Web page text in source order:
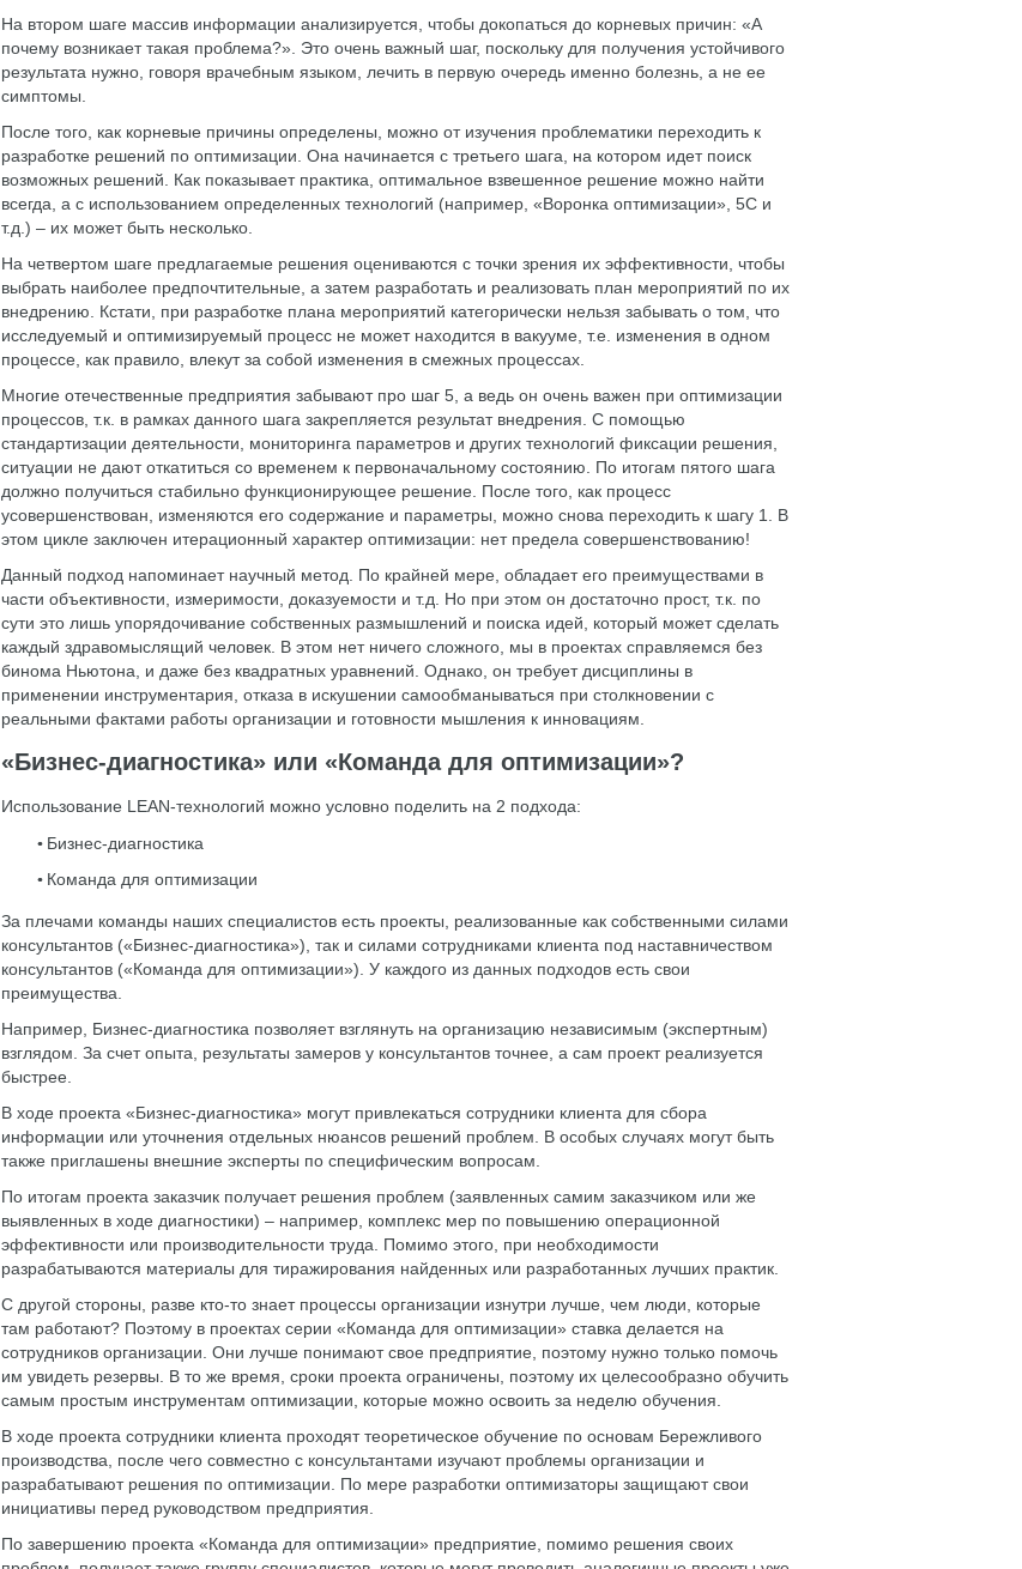
На втором шаге массив информации анализируется, чтобы докопаться до корневых причин: «А
почему возникает такая проблема?». Это очень важный шаг, поскольку для получения устойчивого
результата нужно, говоря врачебным языком, лечить в первую очередь именно болезнь, а не ее
симптомы.
После того, как корневые причины определены, можно от изучения проблематики переходить к
разработке решений по оптимизации. Она начинается с третьего шага, на котором идет поиск
возможных решений. Как показывает практика, оптимальное взвешенное решение можно найти
всегда, а с использованием определенных технологий (например, «Воронка оптимизации», 5С и
т.д.) – их может быть несколько.
На четвертом шаге предлагаемые решения оцениваются с точки зрения их эффективности, чтобы
выбрать наиболее предпочтительные, а затем разработать и реализовать план мероприятий по их
внедрению. Кстати, при разработке плана мероприятий категорически нельзя забывать о том, что
исследуемый и оптимизируемый процесс не может находится в вакууме, т.е. изменения в одном
процессе, как правило, влекут за собой изменения в смежных процессах.
Многие отечественные предприятия забывают про шаг 5, а ведь он очень важен при оптимизации
процессов, т.к. в рамках данного шага закрепляется результат внедрения. С помощью
стандартизации деятельности, мониторинга параметров и других технологий фиксации решения,
ситуации не дают откатиться со временем к первоначальному состоянию. По итогам пятого шага
должно получиться стабильно функционирующее решение. После того, как процесс
усовершенствован, изменяются его содержание и параметры, можно снова переходить к шагу 1. В
этом цикле заключен итерационный характер оптимизации: нет предела совершенствованию!
Данный подход напоминает научный метод. По крайней мере, обладает его преимуществами в
части объективности, измеримости, доказуемости и т.д. Но при этом он достаточно прост, т.к. по
сути это лишь упорядочивание собственных размышлений и поиска идей, который может сделать
каждый здравомыслящий человек. В этом нет ничего сложного, мы в проектах справляемся без
бинома Ньютона, и даже без квадратных уравнений. Однако, он требует дисциплины в
применении инструментария, отказа в искушении самообманываться при столкновении с
реальными фактами работы организации и готовности мышления к инновациям.
«Бизнес-диагностика» или «Команда для оптимизации»?
Использование LEAN-технологий можно условно поделить на 2 подхода:
Бизнес-диагностика
Команда для оптимизации
За плечами команды наших специалистов есть проекты, реализованные как собственными силами
консультантов («Бизнес-диагностика»), так и силами сотрудниками клиента под наставничеством
консультантов («Команда для оптимизации»). У каждого из данных подходов есть свои
преимущества.
Например, Бизнес-диагностика позволяет взглянуть на организацию независимым (экспертным)
взглядом. За счет опыта, результаты замеров у консультантов точнее, а сам проект реализуется
быстрее.
В ходе проекта «Бизнес-диагностика» могут привлекаться сотрудники клиента для сбора
информации или уточнения отдельных нюансов решений проблем. В особых случаях могут быть
также приглашены внешние эксперты по специфическим вопросам.
По итогам проекта заказчик получает решения проблем (заявленных самим заказчиком или же
выявленных в ходе диагностики) – например, комплекс мер по повышению операционной
эффективности или производительности труда. Помимо этого, при необходимости
разрабатываются материалы для тиражирования найденных или разработанных лучших практик.
С другой стороны, разве кто-то знает процессы организации изнутри лучше, чем люди, которые
там работают? Поэтому в проектах серии «Команда для оптимизации» ставка делается на
сотрудников организации. Они лучше понимают свое предприятие, поэтому нужно только помочь
им увидеть резервы. В то же время, сроки проекта ограничены, поэтому их целесообразно обучить
самым простым инструментам оптимизации, которые можно освоить за неделю обучения.
В ходе проекта сотрудники клиента проходят теоретическое обучение по основам Бережливого
производства, после чего совместно с консультантами изучают проблемы организации и
разрабатывают решения по оптимизации. По мере разработки оптимизаторы защищают свои
инициативы перед руководством предприятия.
По завершению проекта «Команда для оптимизации» предприятие, помимо решения своих